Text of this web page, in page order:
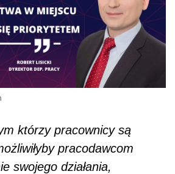
którzy pracownicy są
pracodawcom
swojego działania,